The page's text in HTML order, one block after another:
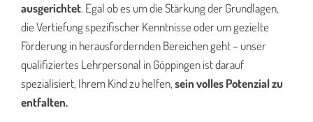
ausgerichtet. Egal ob es um die Stärkung der Grundlagen,
die Vertiefung spezifischer Kenntnisse oder um gezielte
Förderung in herausfordernden Bereichen geht – unser
qualifiziertes Lehrpersonal in Göppingen ist darauf
spezialisiert, Ihrem Kind zu helfen,sein volles Potenzial zu
entfalten.